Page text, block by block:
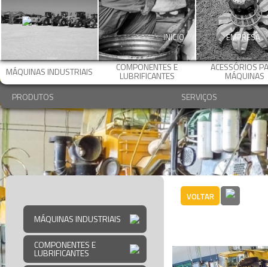
INICIO EMPRESA
MÁQUINAS INDUSTRIAIS COMPONENTES E
LUBRIFICANTES
ACESSÓRIOS
MÁQUINAS
PRODUTOS
SERVIÇOS
MÁQUINAS INDUSTRIAIS
COMPONENTES E
LUBRIFICANTES
VOLTAR